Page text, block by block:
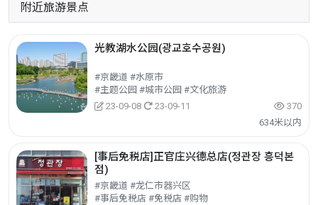
附近旅游景点
光教湖水公园(광교호수공원)
#京畿道 #水原市
#主题公园 #城市公园 #文化旅游
23-09-08
23-09-11
370
634米以内
[事后免税店]正官庄兴德总店(정관장 흥덕본
점)
#京畿道 #龙仁市器兴区
#事后免税店 #免税店 #购物